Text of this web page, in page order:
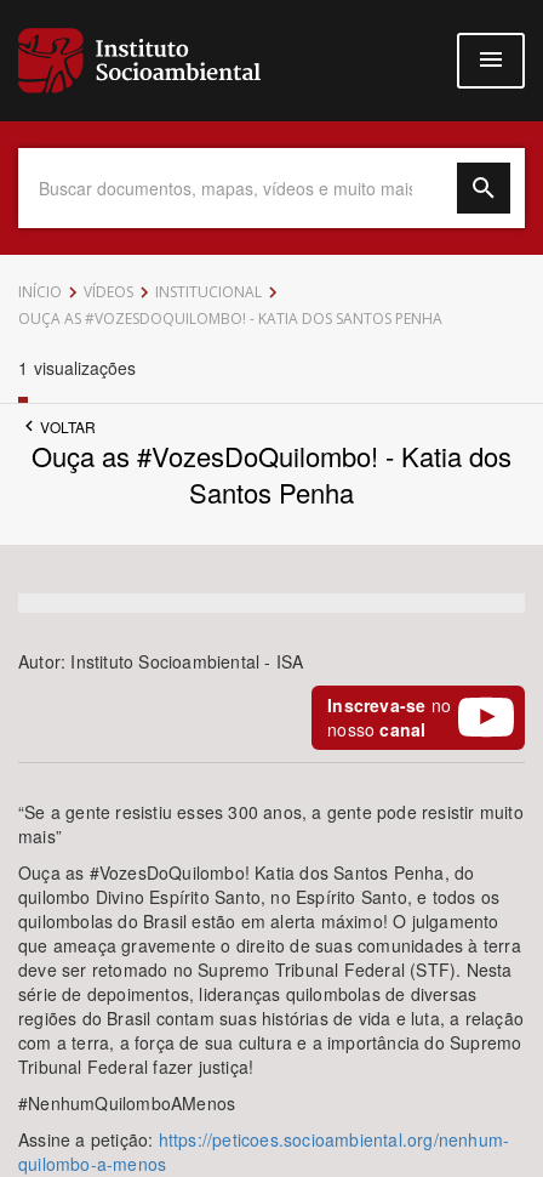
para
conteúdo
Data do Documento
Até
Tema
BUSCAR
INÍCIO VÍDEOS
INSTITUCIONAL
OUÇA AS #VOZESDOQUILOMBO! - KATIA DOS SANTOS PENHA
1 visualizações
VOLTAR
Ouça as #VozesDoQuilombo! - Katia dos
Santos Penha
Autor: Instituto Socioambiental - ISA
Inscreva-se no
nossocanal
“Se a gente resistiu esses 300 anos, a gente pode resistir muito
mais”
Ouça as #VozesDoQuilombo! Katia dos Santos Penha, do
quilombo Divino Espírito Santo, no Espírito Santo, e todos os
quilombolas do Brasil estão em alerta máximo! O julgamento
que ameaça gravemente o direito de suas comunidades à terra
deve ser retomado no Supremo Tribunal Federal (STF). Nesta
série de depoimentos, lideranças quilombolas de diversas
regiões do Brasil contam suas histórias de vida e luta, a relação
com a terra, a força de sua cultura e a importância do Supremo
Tribunal Federal fazer justiça!
#NenhumQuilomboAMenos
Assine a petição: https://peticoes.socioambiental.org/nenhum-
quilombo-a-menos